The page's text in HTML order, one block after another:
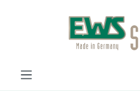
Zum Hauptinhalt springen